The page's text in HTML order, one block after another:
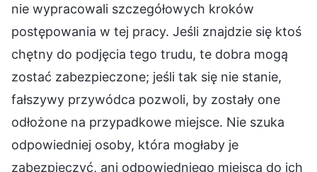
nie wypracowali szczegółowych kroków
postępowania w tej pracy. Jeśli znajdzie się ktoś
chętny do podjęcia tego trudu, te dobra mogą
zostać zabezpieczone; jeśli tak się nie stanie,
fałszywy przywódca pozwoli, by zostały one
odłożone na przypadkowe miejsce. Nie szuka
odpowiedniej osoby, która mogłaby je
zabezpieczyć, ani odpowiedniego miejsca do ich